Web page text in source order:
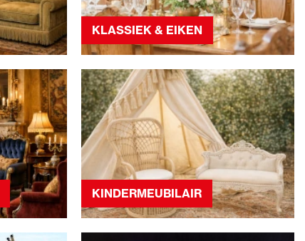
KLASSIEK & EIKEN
KINDERMEUBILAIR